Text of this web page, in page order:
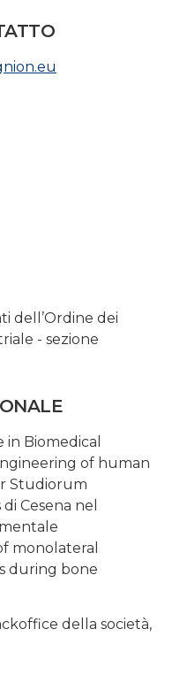
dell’Ordine dei
- sezione
Biomedical
of human
Studiorum
Cesena nel
monolateral
during bone
della società,